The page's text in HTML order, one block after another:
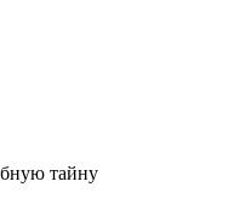
тайну